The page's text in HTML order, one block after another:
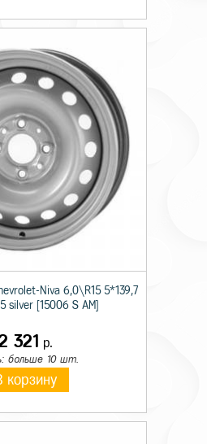
Niva 6,0\R15 5*139,7
silver [15006 S AM]
321 р.
больше 10 шт.
корзину